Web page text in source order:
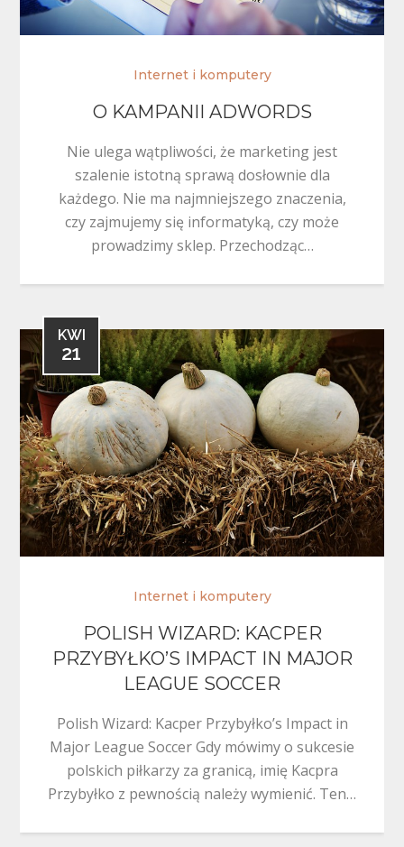
Internet i komputery
O KAMPANII ADWORDS
Nie ulega wątpliwości, że marketing jest
szalenie istotną sprawą dosłownie dla
każdego. Nie ma najmniejszego znaczenia,
czy zajmujemy się informatyką, czy może
prowadzimy sklep. Przechodząc…
KWI
21
Internet i komputery
POLISH WIZARD: KACPER
PRZYBYŁKO’S IMPACT IN MAJOR
LEAGUE SOCCER
Polish Wizard: Kacper Przybyłko’s Impact in
Major League Soccer Gdy mówimy o sukcesie
polskich piłkarzy za granicą, imię Kacpra
Przybyłko z pewnością należy wymienić. Ten…